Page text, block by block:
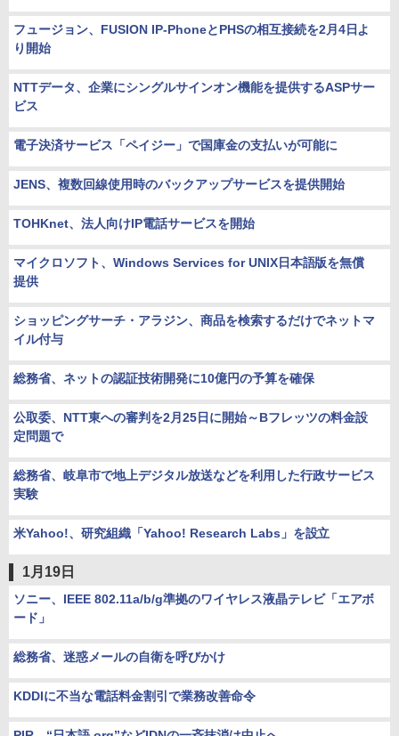
フュージョン、FUSION IP-PhoneとPHSの相互接続を2月4日よ
り開始
NTTデータ、企業にシングルサインオン機能を提供するASPサー
ビス
電子決済サービス「ペイジー」で国庫金の支払いが可能に
JENS、複数回線使用時のバックアップサービスを提供開始
TOHKnet、法人向けIP電話サービスを開始
マイクロソフト、Windows Services for UNIX日本語版を無償
提供
ショッピングサーチ・アラジン、商品を検索するだけでネットマ
イル付与
総務省、ネットの認証技術開発に10億円の予算を確保
公取委、NTT東への審判を2月25日に開始～Bフレッツの料金設
定問題で
総務省、岐阜市で地上デジタル放送などを利用した行政サービス
実験
米Yahoo!、研究組織「Yahoo! Research Labs」を設立
1月19日
ソニー、IEEE 802.11a/b/g準拠のワイヤレス液晶テレビ「エアボ
ード」
総務省、迷惑メールの自衛を呼びかけ
KDDIに不当な電話料金割引で業務改善命令